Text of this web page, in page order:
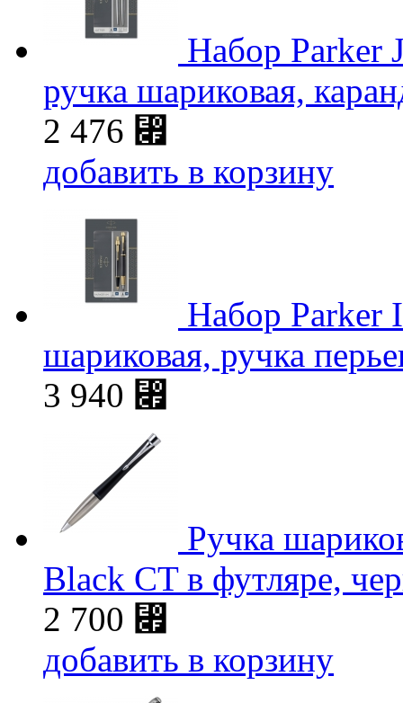
Набор Parker
ручка шариковая,
2 476 ⃏
добавить в корзину
Набор Parker
шариковая, ручка
3 940 ⃏
Ручка
Black CT в футляре,
2 700 ⃏
добавить в корзину